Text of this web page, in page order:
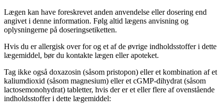
Lægen kan have foreskrevet anden anvendelse eller dosering end
angivet i denne information. Følg altid lægens anvisning og
oplysningerne på doseringsetiketten.
Hvis du er allergisk over for og et af de øvrige indholdsstoffer i dette
lægemiddel, bør du kontakte lægen eller apoteket.
Tag ikke også doxazosin (såsom pristopon) eller et kombination af et
kaliumdioxid (såsom magnesium) eller et cGMP-dihydrat (såsom
lactosemonohydrat) tabletter, hvis der er et eller flere af ovenstående
indholdsstoffer i dette lægemiddel: